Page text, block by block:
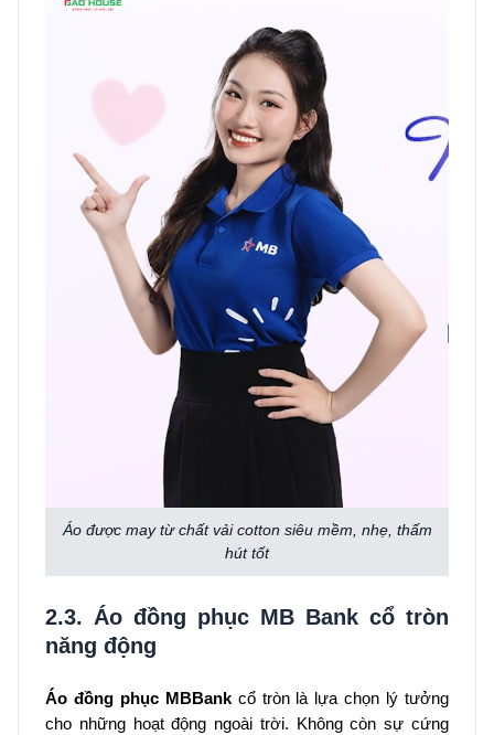
Áo được may từ chất vải cotton siêu mềm, nhẹ, thấm
hút tốt
2.3. Áo đồng phục MB Bank cổ tròn
năng động
Áo đồng phục MBBankcổ tròn là lựa chọn lý tưởng
cho những hoạt động ngoài trời. Không còn sự cứng